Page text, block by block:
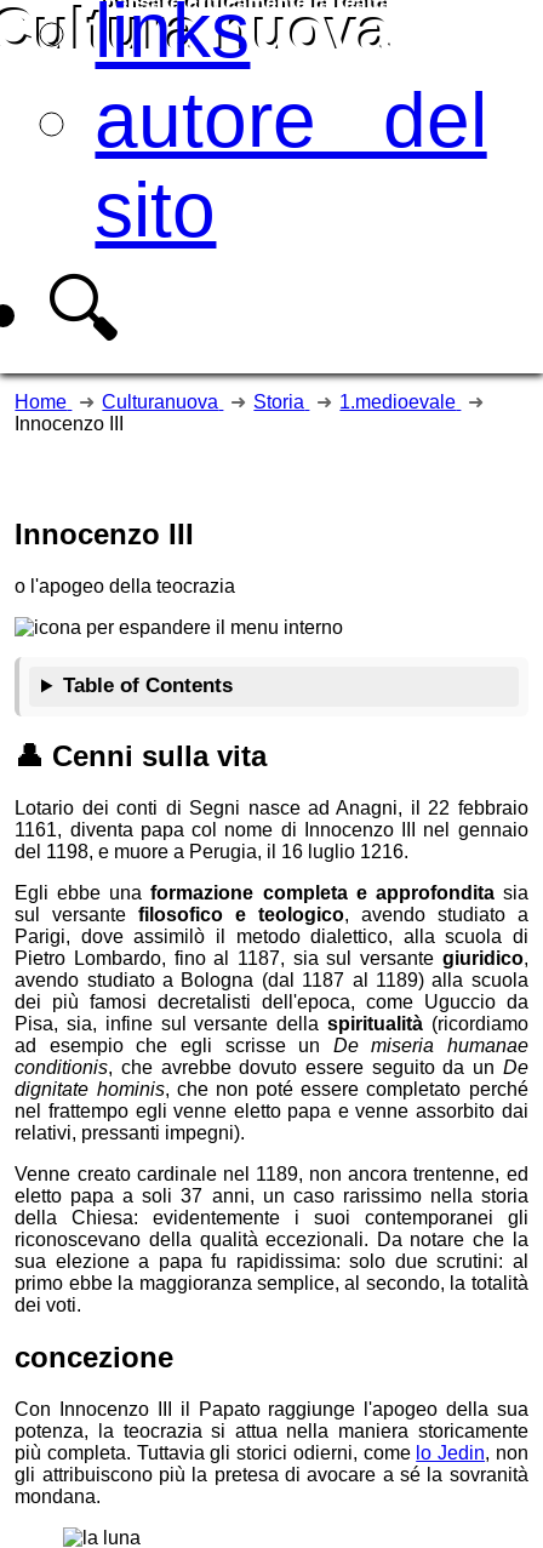
nuova
links
autore del
sito
🔍
Home Culturanuova Storia
1.medioevale
Innocenzo III
Innocenzo III
o l'apogeo della teocrazia
Table of Contents
👤 Cenni sulla vita
Lotario dei conti di Segni nasce ad Anagni, il 22 febbraio
1161, diventa papa col nome di Innocenzo III nel gennaio
del 1198, e muore a Perugia, il 16 luglio 1216.
Egli ebbe unaformazione completa e approfonditasia
sul versantefilosofico e teologico, avendo studiato a
Parigi, dove assimilò il metodo dialettico, alla scuola di
Pietro Lombardo, fino al 1187, sia sul versante giuridico,
avendo studiato a Bologna (dal 1187 al 1189) alla scuola
dei più famosi decretalisti dell'epoca, come Uguccio da
Pisa, sia, infine sul versante della spiritualità(ricordiamo
ad esempio che egli scrisse un De miseria humanae
conditionis, che avrebbe dovuto essere seguito da un De
dignitate hominis, che non poté essere completato perché
nel frattempo egli venne eletto papa e venne assorbito dai
relativi, pressanti impegni).
Venne creato cardinale nel 1189, non ancora trentenne, ed
eletto papa a soli 37 anni, un caso rarissimo nella storia
della Chiesa: evidentemente i suoi contemporanei gli
riconoscevano della qualità eccezionali. Da notare che la
sua elezione a papa fu rapidissima: solo due scrutini: al
primo ebbe la maggioranza semplice, al secondo, la totalità
dei voti.
concezione
Con Innocenzo III il Papato raggiunge l'apogeo della sua
potenza, la teocrazia si attua nella maniera storicamente
più completa. Tuttavia gli storici odierni, come lo Jedin, non
gli attribuiscono più la pretesa di avocare a sé la sovranità
mondana.